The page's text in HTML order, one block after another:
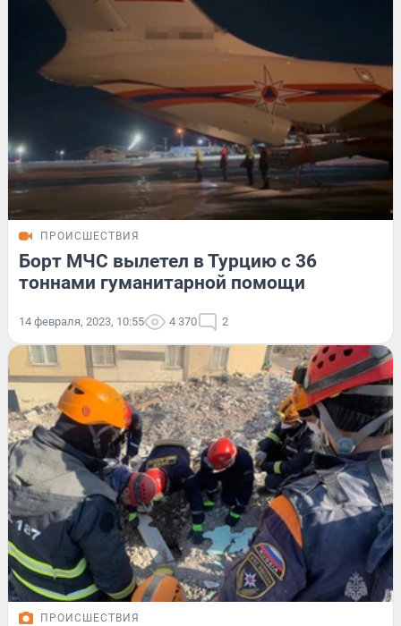
ПРОИСШЕСТВИЯ
Борт МЧС вылетел в Турцию с 36
тоннами гуманитарной помощи
14 февраля, 2023, 10:55 4 370 2
ПРОИСШЕСТВИЯ